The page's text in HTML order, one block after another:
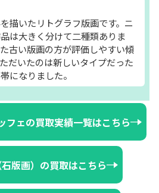
描いたリトグラフ版画です。ニ
は大きく分けて二種類ありま
古い版画の方が評価しやすい傾
だいたのは新しいタイプだった
になりました。
フェの買取実績一覧はこちら
版画）の買取はこちら